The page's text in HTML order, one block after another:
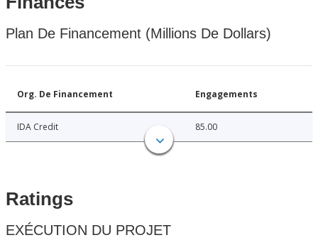
Plan De Financement (Millions De Dollars)
Org. De Financement Engagements
IDA Credit 85.00
Ratings
EXÉCUTION DU PROJET